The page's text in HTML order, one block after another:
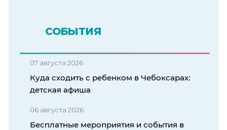
СОБЫТИЯ
07 августа 2026
Куда сходить с ребенком в Чебоксарах:
детская афиша
06 августа 2026
Бесплатные мероприятия и события в